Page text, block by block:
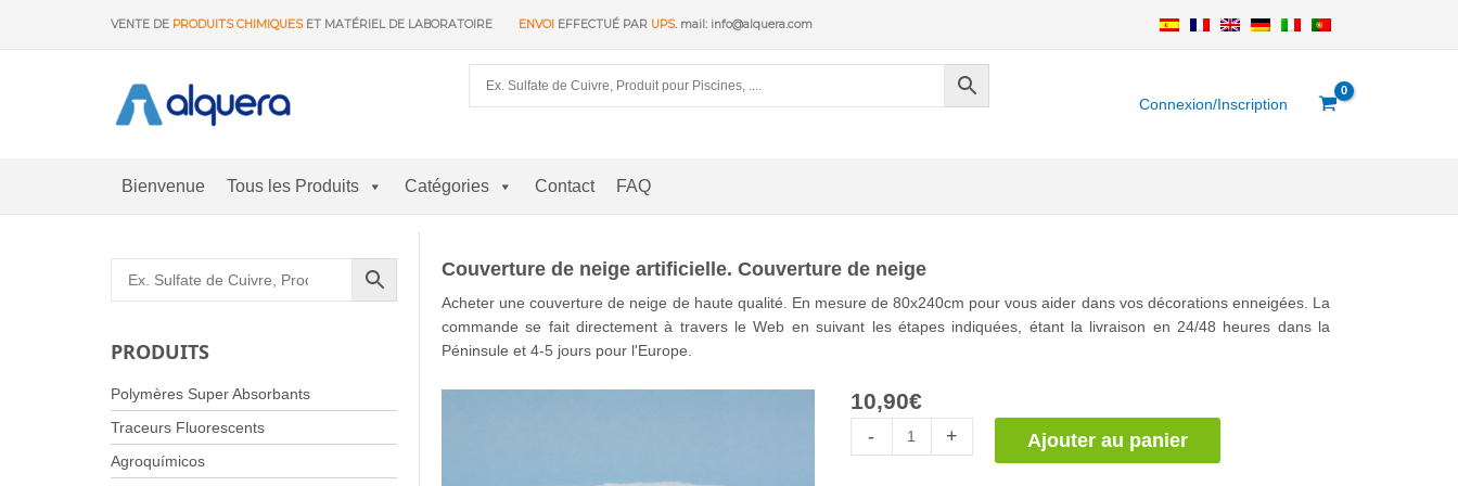
VENTE DE PRODUITS CHIMIQUESET MATÉRIEL DE LABORATOIRE ENVOI EFFECTUÉ PAR UPS. mail: info@alquera.com
Connexion/Inscription
Bienvenue Tous les Produits Catégories Contact FAQ
PRODUITS
Polymères Super Absorbants
Traceurs Fluorescents
Agroquímicos
Couverture de neige artificielle. Couverture de neige
Acheter une couverture de neige de haute qualité. En mesure de 80x240cm pour vous aider dans vos décorations enneigées. La
commande se fait directement à travers le Web en suivant les étapes indiquées, étant la livraison en 24/48 heures dans la
Péninsule et 4-5 jours pour l'Europe.
10,90€
-
de
+ Ajouter au panier